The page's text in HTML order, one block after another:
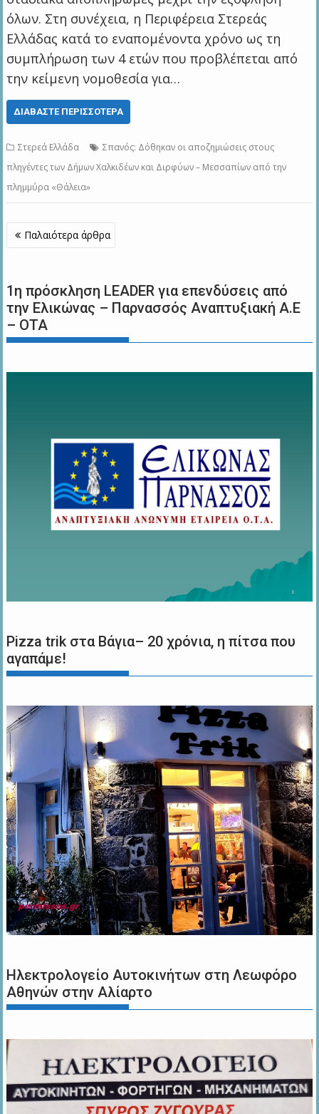
όλων. Στη συνέχεια, η Περιφέρεια Στερεάς
Ελλάδας κατά το εναπομένοντα χρόνο ως τη
συμπλήρωση των 4 ετών που προβλέπεται από
την κείμενη νομοθεσία για…
ΔΙΑΒΆΣΤΕ ΠΕΡΙΣΣΌΤΕΡΑ
Στερεά Ελλάδα
Σπανός: Δόθηκαν οι αποζημιώσεις στους
πληγέντες των Δήμων Χαλκιδέων και Διρφύων – Μεσσαπίων από την
πλημμύρα «Θάλεια»
Πλοήγηση
άρθρων
Παλαιότερα άρθρα
1η πρόσκληση LEADER για επενδύσεις από
την Ελικώνας – Παρνασσός Αναπτυξιακή Α.Ε
– ΟΤΑ
Pizza trik στα Βάγια– 20 χρόνια, η πίτσα που
αγαπάμε!
Ηλεκτρολογείο Αυτοκινήτων στη Λεωφόρο
Αθηνών στην Αλίαρτο